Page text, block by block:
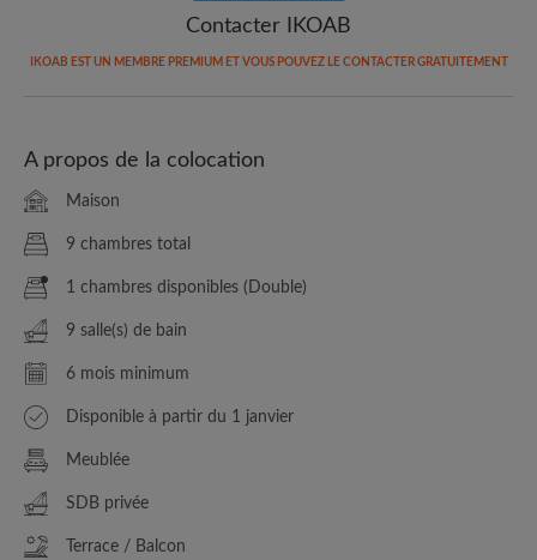
Contacter IKOAB
IKOAB EST UN MEMBRE PREMIUM ET VOUS POUVEZ LE CONTACTER GRATUITEMENT
A propos de la colocation
Maison
9 chambres total
1 chambres disponibles (Double)
9 salle(s) de bain
6 mois minimum
Disponible à partir du 1 janvier
Meublée
SDB privée
Terrace / Balcon